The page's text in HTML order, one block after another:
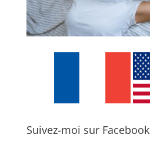
Suivez-moi sur Facebook